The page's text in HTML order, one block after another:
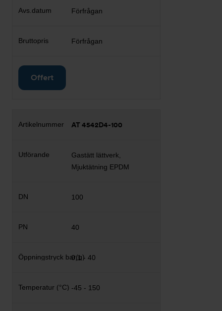
Förfrågan
Förfrågan
Offert
AT 4542D4-100
Gastätt lättverk,
Mjuktätning EPDM
100
40
0,1 - 40
-45 - 150